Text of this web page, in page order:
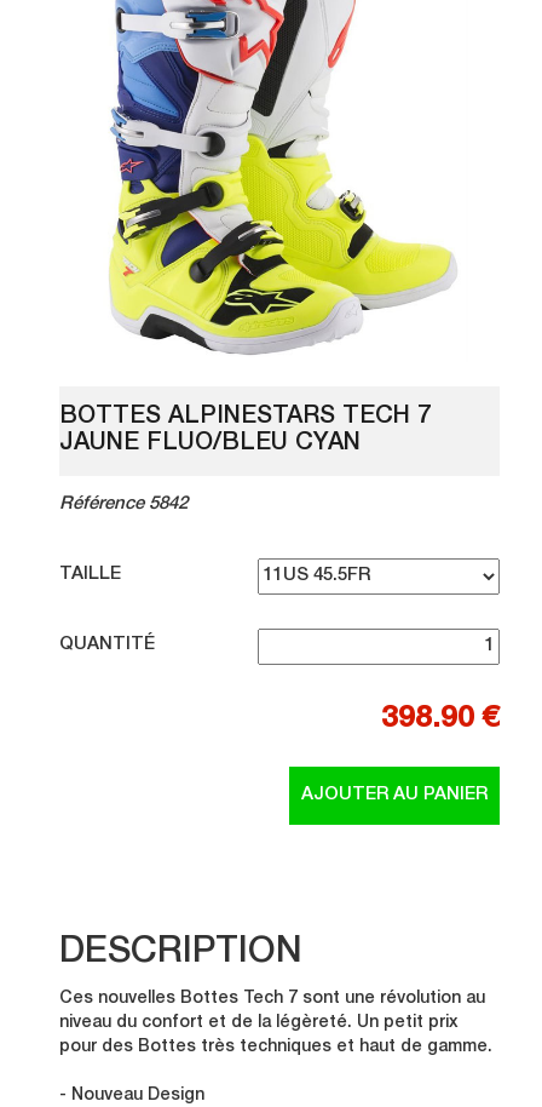
BOTTES ALPINESTARS TECH 7
JAUNE FLUO/BLEU CYAN
Référence 5842
TAILLE
QUANTITÉ
398.90 €
DESCRIPTION
Ces nouvelles Bottes Tech 7 sont une révolution au
niveau du confort et de la légèreté. Un petit prix
pour des Bottes très techniques et haut de gamme.
- Nouveau Design